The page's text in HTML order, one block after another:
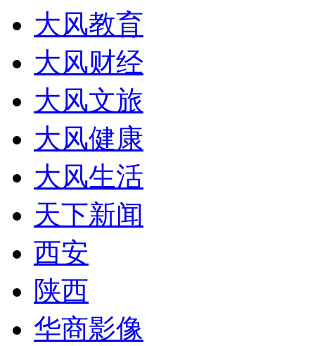
大风教育
大风财经
大风文旅
大风健康
大风生活
天下新闻
西安
陕西
华商影像